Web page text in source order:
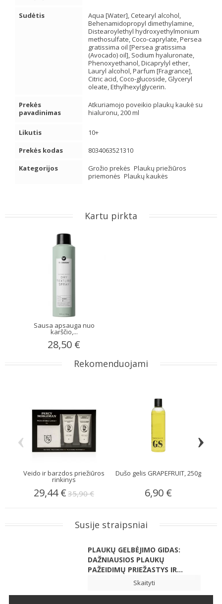
Sudėtis
Aqua [Water], Cetearyl alcohol,
Behenamidopropyl dimethylamine,
Distearoylethyl hydroxyethylmonium
methosulfate, Coco-caprylate, Persea
gratissima oil [Persea gratissima
(Avocado) oil], Sodium hyaluronate,
Phenoxyethanol, Dicaprylyl ether,
Lauryl alcohol, Parfum [Fragrance],
Citric acid, Coco-glucoside, Glyceryl
oleate, Ethylhexylglycerin.
Prekės
pavadinimas
Atkuriamojo poveikio plaukų kaukė su
hialuronu, 200 ml
Likutis
10+
Prekės kodas
8034063521310
Kategorijos
Grožio prekės Plaukų priežiūros
priemonės Plaukų kaukės
Kartu pirkta
Sausa apsauga nuo
karščio,...
28,50 €
Rekomenduojami
Veido ir barzdos priežiūros
rinkinys
29,44 € 35,90 €
Dušo gelis GRAPEFRUIT, 250g
6,90 €
‹ ›
Susije straipsniai
PLAUKŲ GELBĖJIMO GIDAS:
DAŽNIAUSIOS PLAUKŲ
PAŽEIDIMŲ PRIEŽASTYS IR...
Skaityti